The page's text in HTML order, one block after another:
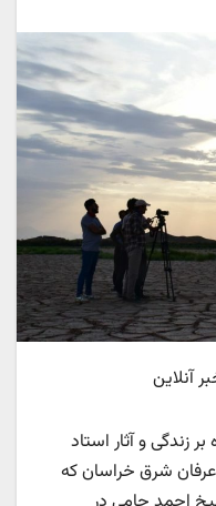
آنلاین
علاوه بر زندگی و آثار استاد
عرفان شرق خراسان که